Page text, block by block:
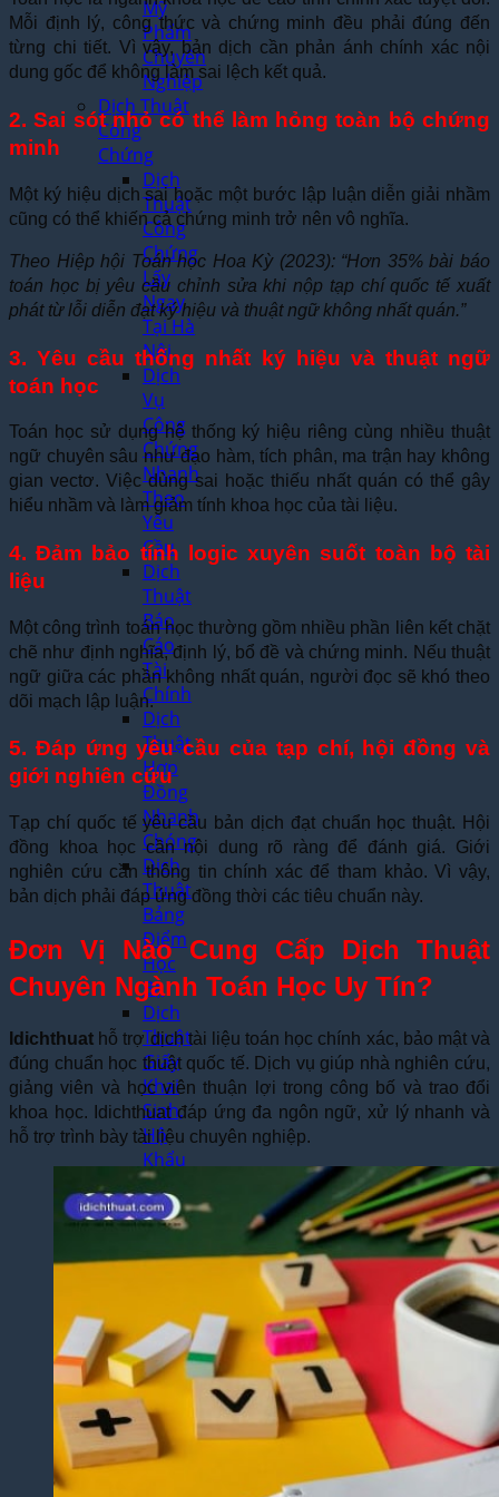
Mỹ
Phẩm
Chuyên
Nghiệp
Dịch Thuật
Công
Chứng
Dịch
Thuật
Công
Chứng
Lấy
Ngay
Tại Hà
Nội
Dịch
Vụ
Công
Chứng
Nhanh
Theo
Yêu
Cầu
Dịch
Thuật
Báo
Cáo
Tài
Chính
Dịch
Thuật
Hợp
Đồng
Nhanh
Chóng
Dịch
Thuật
Bảng
Điểm
Học
Bạ
Dịch
Thuật
Giấy
Khai
Sinh,
Hộ
Khẩu
Dịch Thuật
Đa Ngôn
Ngữ
Dịch
Anh
Dịch
Thuật
Tiếng
Trung
Quốc
Mỗi định lý, công thức và chứng minh đều phải đúng đến
từng chi tiết. Vì vậy, bản dịch cần phản ánh chính xác nội
dung gốc để không làm sai lệch kết quả.
2. Sai sót nhỏ có thể làm hỏng toàn bộ chứng
minh
Một ký hiệu dịch sai hoặc một bước lập luận diễn giải nhầm
cũng có thể khiến cả chứng minh trở nên vô nghĩa.
Theo Hiệp hội Toán học Hoa Kỳ (2023): “Hơn 35% bài báo
toán học bị yêu cầu chỉnh sửa khi nộp tạp chí quốc tế xuất
phát từ lỗi diễn đạt ký hiệu và thuật ngữ không nhất quán.”
3. Yêu cầu thống nhất ký hiệu và thuật ngữ
toán học
Toán học sử dụng hệ thống ký hiệu riêng cùng nhiều thuật
ngữ chuyên sâu như đạo hàm, tích phân, ma trận hay không
gian vectơ. Việc dùng sai hoặc thiếu nhất quán có thể gây
hiểu nhầm và làm giảm tính khoa học của tài liệu.
4. Đảm bảo tính logic xuyên suốt toàn bộ tài
liệu
Một công trình toán học thường gồm nhiều phần liên kết chặt
chẽ như định nghĩa, định lý, bổ đề và chứng minh. Nếu thuật
ngữ giữa các phần không nhất quán, người đọc sẽ khó theo
dõi mạch lập luận.
5. Đáp ứng yêu cầu của tạp chí, hội đồng và
giới nghiên cứu
Tạp chí quốc tế yêu cầu bản dịch đạt chuẩn học thuật. Hội
đồng khoa học cần nội dung rõ ràng để đánh giá. Giới
nghiên cứu cần thông tin chính xác để tham khảo. Vì vậy,
bản dịch phải đáp ứng đồng thời các tiêu chuẩn này.
Đơn Vị Nào Cung Cấp Dịch Thuật
Chuyên Ngành Toán Học Uy Tín?
Idichthuat hỗ trợ dịch tài liệu toán học chính xác, bảo mật và
đúng chuẩn học thuật quốc tế. Dịch vụ giúp nhà nghiên cứu,
giảng viên và học viên thuận lợi trong công bố và trao đổi
khoa học. Idichthuat đáp ứng đa ngôn ngữ, xử lý nhanh và
hỗ trợ trình bày tài liệu chuyên nghiệp.